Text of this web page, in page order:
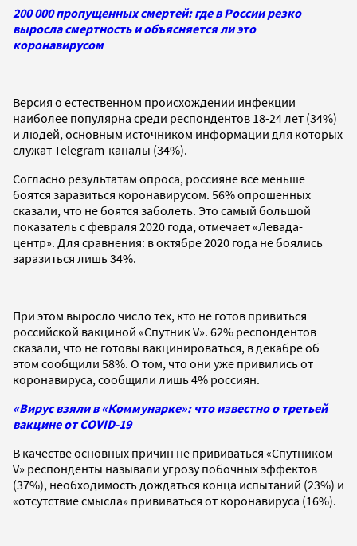
200 000 пропущенных смертей: где в России резко
выросла смертность и объясняется ли это
коронавирусом
Версия о естественном происхождении инфекции
наиболее популярна среди респондентов 18-24 лет (34%)
и людей, основным источником информации для которых
служат Telegram-каналы (34%).
Согласно результатам опроса, россияне все меньше
боятся заразиться коронавирусом. 56% опрошенных
сказали, что не боятся заболеть. Это самый большой
показатель с февраля 2020 года, отмечает «Левада-
центр». Для сравнения: в октябре 2020 года не боялись
заразиться лишь 34%.
При этом выросло число тех, кто не готов привиться
российской вакциной «Спутник V». 62% респондентов
сказали, что не готовы вакцинироваться, в декабре об
этом сообщили 58%. О том, что они уже привились от
коронавируса, сообщили лишь 4% россиян.
«Вирус взяли в «Коммунарке»: что известно о третьей
вакцине от СOVID-19
В качестве основных причин не прививаться «Спутником
V» респонденты называли угрозу побочных эффектов
(37%), необходимость дождаться конца испытаний (23%) и
«отсутствие смысла» прививаться от коронавируса (16%).